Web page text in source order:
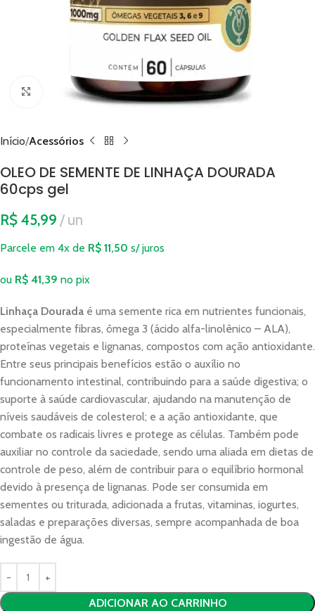
Clique para ampliar
Início Acessórios
OLEO DE SEMENTE DE LINHAÇA DOURADA
60cps gel
R$ 45,99 un
Parcele em 4x de R$ 11,50 s/ juros
ou R$ 41,39 no pix
Linhaça Dourada é uma semente rica em nutrientes funcionais,
especialmente fibras, ômega 3 (ácido alfa-linolênico – ALA),
proteínas vegetais e lignanas, compostos com ação antioxidante.
Entre seus principais benefícios estão o auxílio no
funcionamento intestinal, contribuindo para a saúde digestiva; o
suporte à saúde cardiovascular, ajudando na manutenção de
níveis saudáveis de colesterol; e a ação antioxidante, que
combate os radicais livres e protege as células. Também pode
auxiliar no controle da saciedade, sendo uma aliada em dietas de
controle de peso, além de contribuir para o equilíbrio hormonal
devido à presença de lignanas. Pode ser consumida em
sementes ou triturada, adicionada a frutas, vitaminas, iogurtes,
saladas e preparações diversas, sempre acompanhada de boa
ingestão de água.
ADICIONAR AO CARRINHO